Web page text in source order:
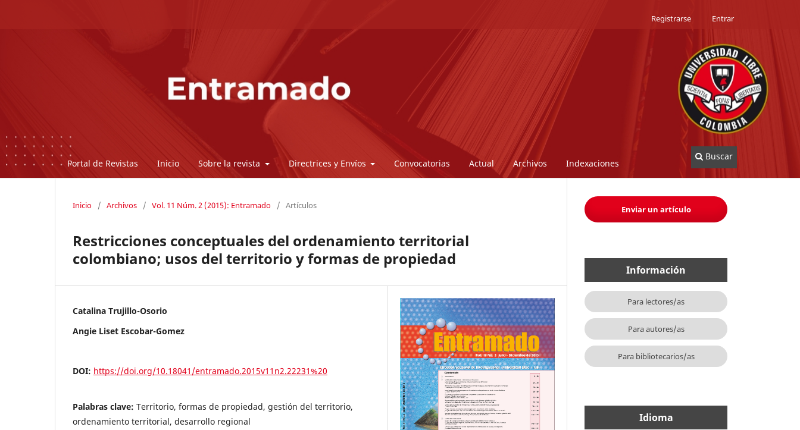
Portal de Revistas Inicio Sobre la revista Directrices y Envíos Convocatorias Actual Archivos Indexaciones
Buscar
Registrarse Entrar
Inicio / Archivos / Vol. 11 Núm. 2 (2015): Entramado / Artículos
Restricciones conceptuales del ordenamiento territorial
colombiano; usos del territorio y formas de propiedad
Catalina Trujillo-Osorio
Angie Liset Escobar-Gomez
DOI: https://doi.org/10.18041/entramado.2015v11n2.22231%20
Palabras clave: Territorio, formas de propiedad, gestión del territorio,
ordenamiento territorial, desarrollo regional
Enviar un artículo
Información
Para lectores/as
Para autores/as
Para bibliotecarios/as
Idioma